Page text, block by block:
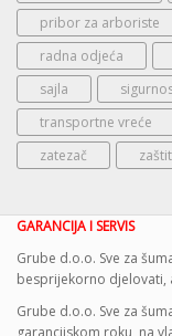
pribor za arboriste
radna odjeća
sajla
transportne vreće
zatezač
GARANCIJA I SERVIS
Grube d.o.o. Sve za
besprijekorno djelovati,
Grube d.o.o. Sve za
garancijskom roku, na